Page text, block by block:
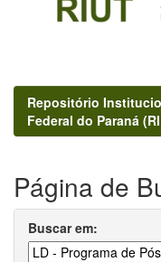
Repositório
Federal do Paraná
Página de
Buscar em: